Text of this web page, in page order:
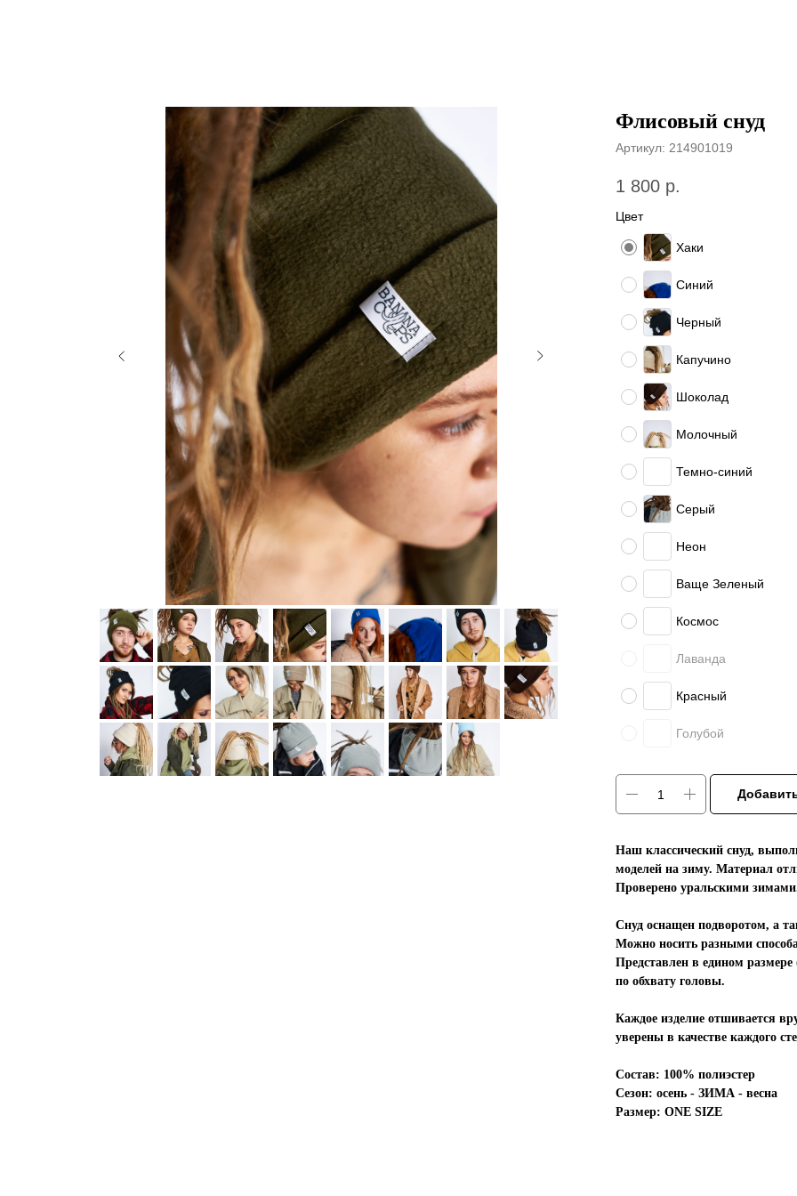
Флисовый снуд
Артикул: 214901019
1 800 р.
Цвет
Хаки
Синий
Черный
Капучино
Шоколад
Молочный
Темно-синий
Серый
Неон
Ваще Зеленый
Космос
Лаванда
Красный
Голубой
Наш классический снуд,
моделей на зиму. Материал
Проверено уральскими
Снуд оснащен подворотом, а
Можно носить разными
Представлен в едином
по обхвату головы.
Каждое изделие отшивается
уверены в качестве каждого
Состав: 100% полиэстер
Сезон: осень - ЗИМА - весна
Размер: ONE SIZE